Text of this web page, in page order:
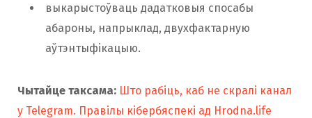
выкарыстоўваць дадатковыя спосабы
абароны, напрыклад, двухфактарную
аўтэнтыфікацыю.
Чытайце таксама: Што рабіць, каб не скралі канал
у Telegram. Правілы кібербяспекі ад Hrodna.life